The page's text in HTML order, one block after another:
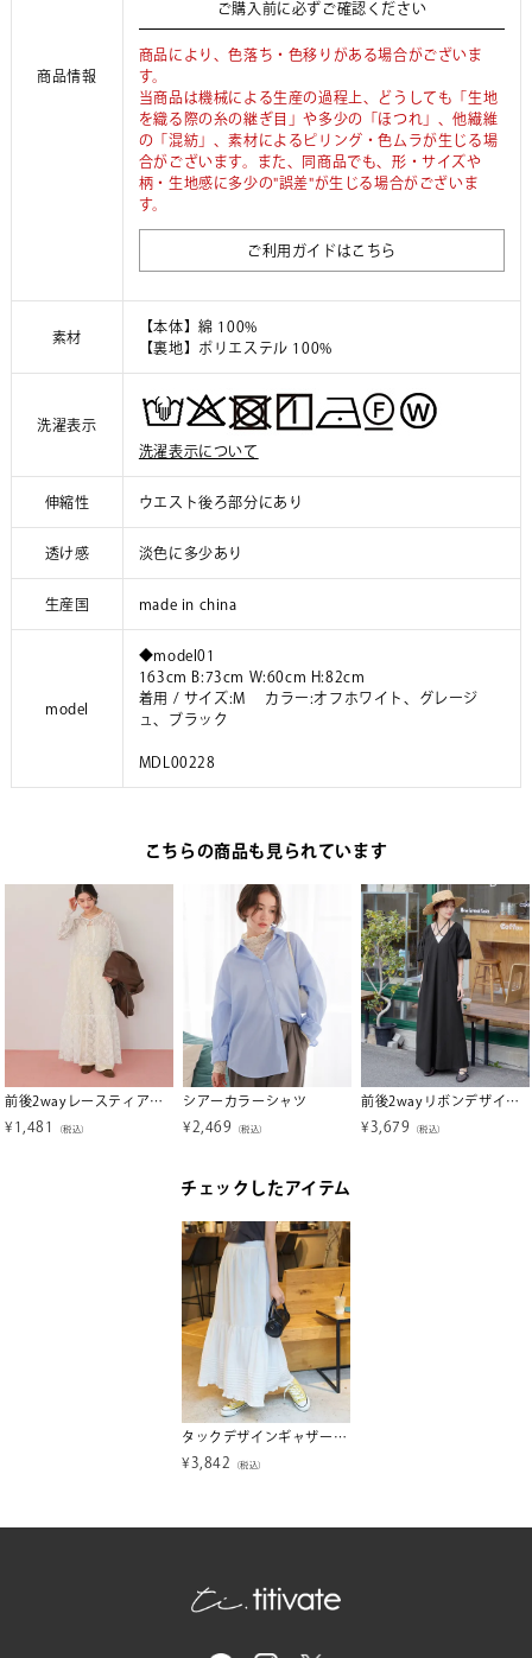
商品情報
ご購入前に必ずご確認ください
商品により、色落ち・色移りがある場合がございま
す。
当商品は機械による生産の過程上、どうしても「生地
を織る際の糸の継ぎ目」や多少の「ほつれ」、他繊維
の「混紡」、素材によるピリング・色ムラが生じる場
合がございます。また、同商品でも、形・サイズや
柄・生地感に多少の"誤差"が生じる場合がございま
す。
ご利用ガイドはこちら
素材
【本体】綿 100%
【裏地】ポリエステル 100%
洗濯表示
洗濯表示について
伸縮性 ウエスト後ろ部分にあり
透け感 淡色に多少あり
生産国 made in china
model
◆model01
163cm B:73cm W:60cm H:82cm
着用 / サイズ:M カラー:オフホワイト、グレージ
ュ、ブラック
MDL00228
こちらの商品も見られています
前後2wayレースティアードワンピース
¥ 1,481 （税込）
シアーカラーシャツ
¥ 2,469 （税込）
前後2wayリボンデザインギャザーボリュームワンピース
¥ 3,679 （税込）
チェックしたアイテム
タックデザインギャザースカート
¥ 3,842 （税込）